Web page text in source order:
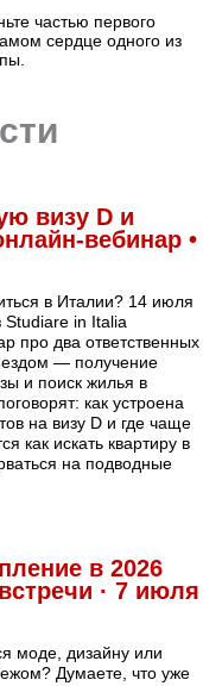
частью первого
сердце одного из
визу D и
вебинар •
в Италии? 14 июля
Studiare in Italia
про два ответственных
— получение
и поиск жилья в
как устроена
на визу D и где чаще
как искать квартиру в
на подводные
в 2026
· 7 июля
моде, дизайну или
Думаете, что уже